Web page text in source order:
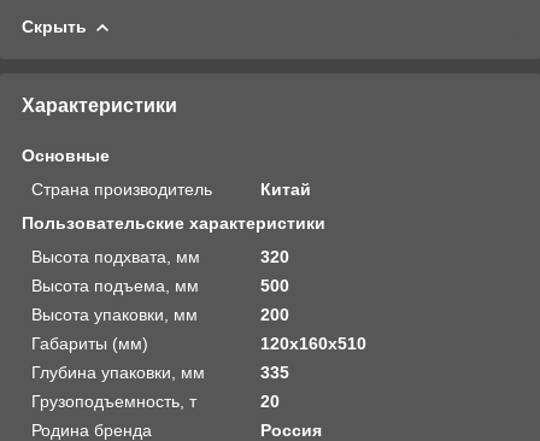
Скрыть
Характеристики
Основные
Страна производитель
Китай
Пользовательские характеристики
Высота подхвата, мм
320
Высота подъема, мм
500
Высота упаковки, мм
200
Габариты (мм)
120х160х510
Глубина упаковки, мм
335
Грузоподъемность, т
20
Родина бренда
Россия